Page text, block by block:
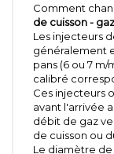
Comment
de cuisson -
Les injecteurs
généralement
pans (6 ou 7
calibré
Ces injecteurs
avant l'arrivée
débit de gaz
de cuisson ou
Le diamètre de